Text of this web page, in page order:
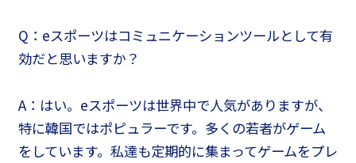
Q：eスポーツはコミュニケーションツールとして有
効だと思いますか？
A：はい。eスポーツは世界中で人気がありますが、
特に韓国ではポピュラーです。多くの若者がゲーム
をしています。私達も定期的に集まってゲームをプレ